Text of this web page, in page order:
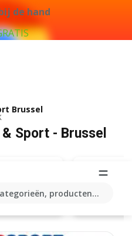
de hand
producten...
Brussel
Sport - Brussel
Zara